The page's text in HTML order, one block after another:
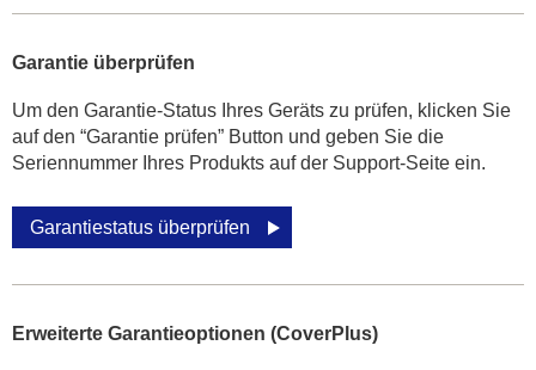
Garantie überprüfen
Um den Garantie-Status Ihres Geräts zu prüfen, klicken Sie
auf den “Garantie prüfen” Button und geben Sie die
Seriennummer Ihres Produkts auf der Support-Seite ein.
Garantiestatus überprüfen
Erweiterte Garantieoptionen (CoverPlus)